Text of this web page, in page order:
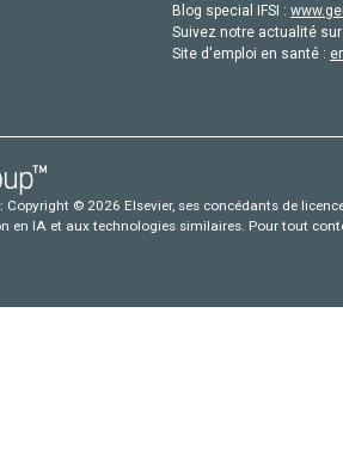
Blog special IFSI :
Suivez notre actualité
Site d'emploi en santé :
Copyright © 2026 Elsevier, ses concédants de
en IA et aux technologies similaires. Pour tout